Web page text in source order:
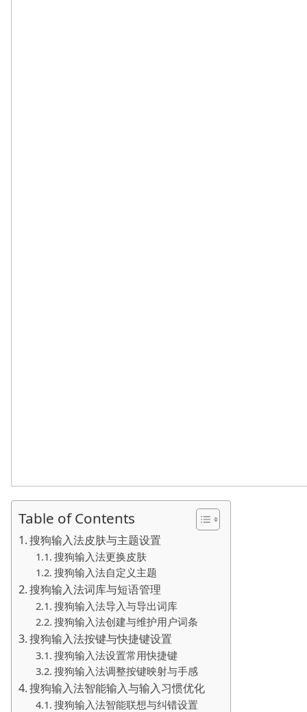
Table of Contents
搜狗输入法皮肤与主题设置
搜狗输入法更换皮肤
搜狗输入法自定义主题
搜狗输入法词库与短语管理
搜狗输入法导入与导出词库
搜狗输入法创建与维护用户词条
搜狗输入法按键与快捷键设置
搜狗输入法设置常用快捷键
搜狗输入法调整按键映射与手感
搜狗输入法智能输入与输入习惯优化
搜狗输入法智能联想与纠错设置